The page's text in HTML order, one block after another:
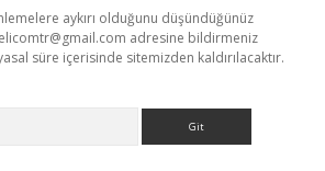
aykırı olduğunu düşündüğünüz
adresine bildirmeniz
süre içerisinde sitemizden kaldırılacaktır.